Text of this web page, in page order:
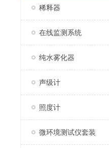
稀释器
在线监测系统
纯水雾化器
声级计
照度计
微环境测试仪套装